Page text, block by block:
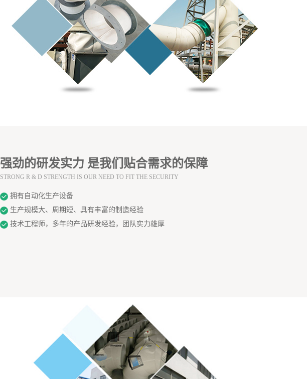
强劲的研发实力 是我们贴合需求的保障
STRONG R & D STRENGTH IS OUR NEED TO FIT THE SECURITY
拥有自动化生产设备
生产规模大、周期短、具有丰富的制造经验
技术工程师，多年的产品研发经验，团队实力雄厚